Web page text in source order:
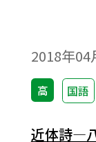
2018年04
高 国語
近体詩―